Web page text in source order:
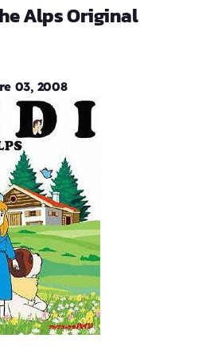
Alps Original
03, 2008